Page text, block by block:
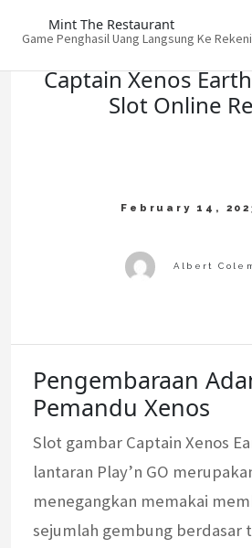
Mint The Restaurant
Game Penghasil Uang Langsung Ke
Captain Xenos
Slot Online
Pengembaraan
Pemandu Xenos
Slot gambar Captain Xenos
lantaran Play’n GO
menegangkan memakai
sejumlah gembung berdasar